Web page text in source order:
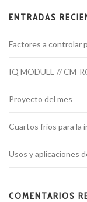
ENTRADAS
Factores a controlar
IQ MODULE // CM-
Proyecto del mes
Cuartos fríos para la
Usos y aplicaciones
COMENTARIOS